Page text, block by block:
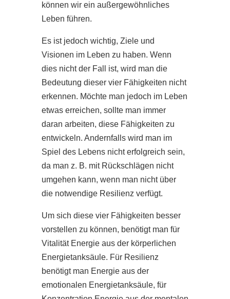
können wir ein außergewöhnliches
Leben führen.
Es ist jedoch wichtig, Ziele und
Visionen im Leben zu haben. Wenn
dies nicht der Fall ist, wird man die
Bedeutung dieser vier Fähigkeiten nicht
erkennen. Möchte man jedoch im Leben
etwas erreichen, sollte man immer
daran arbeiten, diese Fähigkeiten zu
entwickeln. Andernfalls wird man im
Spiel des Lebens nicht erfolgreich sein,
da man z. B. mit Rückschlägen nicht
umgehen kann, wenn man nicht über
die notwendige Resilienz verfügt.
Um sich diese vier Fähigkeiten besser
vorstellen zu können, benötigt man für
Vitalität Energie aus der körperlichen
Energietanksäule. Für Resilienz
benötigt man Energie aus der
emotionalen Energietanksäule, für